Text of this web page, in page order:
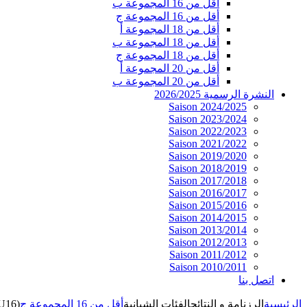
أقل من 16 المجموعة ب
أقل من 16 المجموعة ج
أقل من 18 المجموعة أ
أقل من 18 المجموعة ب
أقل من 18 المجموعة ج
أقل من 20 المجموعة أ
أقل من 20 المجموعة ب
النشرة الرسمية 2026/2025
Saison 2024/2025
Saison 2023/2024
Saison 2022/2023
Saison 2021/2022
Saison 2019/2020
Saison 2018/2019
Saison 2017/2018
Saison 2016/2017
Saison 2015/2016
Saison 2014/2015
Saison 2013/2014
Saison 2012/2013
Saison 2011/2012
Saison 2010/2011
اتصل بنا
الرئيسية الرزنامة و النتائجالفئات الشبانية أقل من 16 المجموعة ج